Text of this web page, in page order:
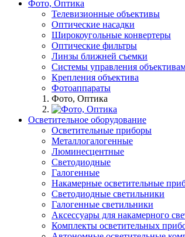
Фото, Оптика
Телевизионные объективы
Оптические насадки
Широкоугольные конвертеры
Оптические фильтры
Линзы ближней съемки
Системы управления
Крепления объектива
Фотоаппараты
Фото, Оптика
Осветительное оборудование
Осветительные приборы
Металлогалогенные
Люминесцентные
Светодиодные
Галогенные
Накамерные осветительные
Светодиодные светильники
Галогенные светильники
Аксессуары для накамерного
Комплекты осветительных